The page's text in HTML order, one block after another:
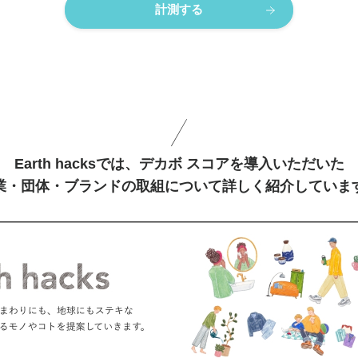
計測する
Earth hacksでは、 デカボ スコアを導入いただいた
・団体・ブランドの取組について詳しく紹介していま